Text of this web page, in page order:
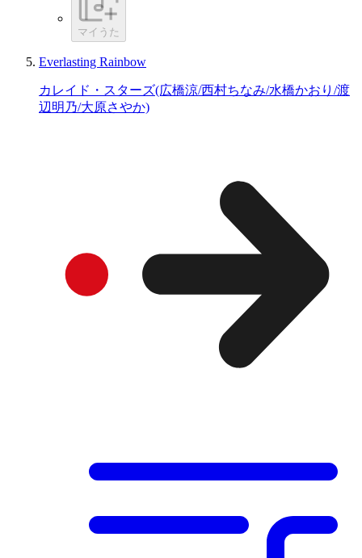
マイうた
Everlasting Rainbow
カレイド・スターズ(広橋涼/西村ちなみ/水橋かおり/渡
辺明乃/大原さやか)